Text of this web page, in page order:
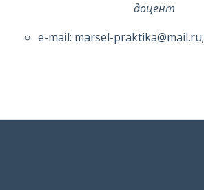
доцент
e-mail: marsel-praktika@mail.ru;